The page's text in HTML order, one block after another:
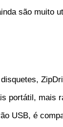
são muito
portátil, mais
USB, é